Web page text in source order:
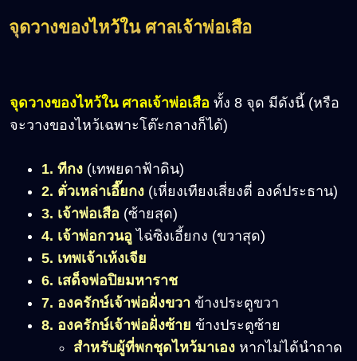
จุดวางของไหว้ใน ศาลเจ้าพ่อเสือ
จุดวางของไหว้ใน ศาลเจ้าพ่อเสือ ทั้ง 8 จุด มีดังนี้ (หรือ
จะวางของไหว้เฉพาะโต๊ะกลางก็ได้)
1. ทีกง (เทพยดาฟ้าดิน)
2. ตั่วเหล่าเอี๊ยกง (เหี่ยงเทียงเสี่ยงตี่ องค์ประธาน)
3. เจ้าพ่อเสือ (ซ้ายสุด)
4. เจ้าพ่อกวนอู ไฉ่ซิงเอี้ยกง (ขวาสุด)
5. เทพเจ้าเห้งเจีย
6. เสด็จพ่อปิยมหาราช
7. องครักษ์เจ้าพ่อฝั่งขวา ข้างประตูขวา
8. องครักษ์เจ้าพ่อฝั่งซ้าย ข้างประตูซ้าย
สำหรับผู้ที่พกชุดไหว้มาเอง หากไม่ได้นำถาด